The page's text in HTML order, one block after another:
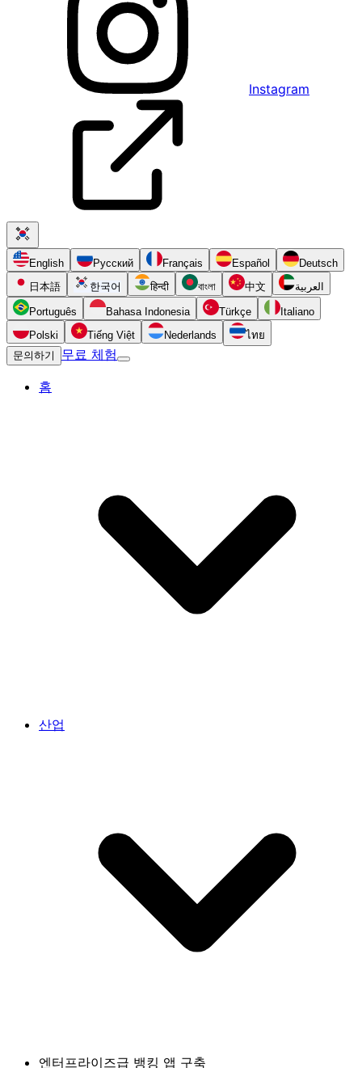
Instagram
English Русский Français Español
Deutsch
日本語
한국어 हिन्दी বাংলা 中文 العربية
Português Bahasa Indonesia Türkçe
Italiano
Polski
Tiếng Việt Nederlands
ไทย
문의하기
무료 체험
홈
산업
엔터프라이즈급 뱅킹 앱 구축